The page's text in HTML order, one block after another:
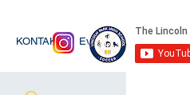
KONTAKT Event List